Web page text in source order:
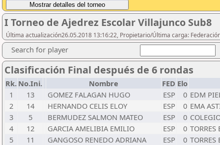
I Torneo de Ajedrez Escolar Villajunco Sub8
Última actualización26.05.2018 13:16:22, Propietario/Última carga:
Search for player
Clasificación Final después de 6 rondas
Rk. No.Ini. Nombre FED Elo
1
13 GOMEZ FALAGAN HUGO ESP 0 EDM
2
14 HERNANDO CELIS ELOY ESP 0 EMA
3
5 BERMUDEZ SALMON MATEO ESP 0
4
12 GARCIA AMELIBIA EMILIO ESP 0 TORRES
5
11 GANGOSO RENEDO ADRIANA ESP 0 TORRES